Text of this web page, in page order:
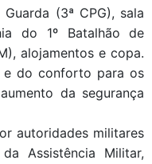
(3ª CPG), sala
do 1º Batalhão de
alojamentos e copa.
e do conforto para os
da segurança
autoridades militares
Assistência Militar,